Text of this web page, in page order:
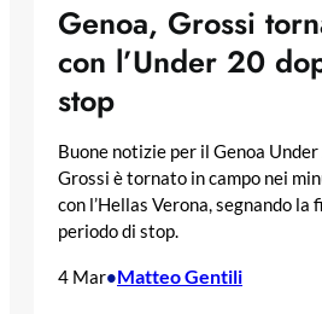
Genoa, Grossi
con l’Under 20
stop
Buone notizie per il Genoa
Grossi è tornato in campo nei
con l’Hellas Verona, segnando la
periodo di stop.
4 Mar•Matteo Gentili